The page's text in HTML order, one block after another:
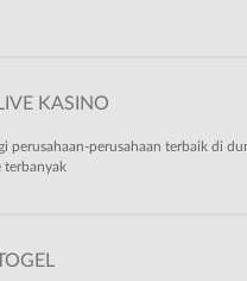
KASINO
perusahaan-perusahaan terbaik di
terbanyak